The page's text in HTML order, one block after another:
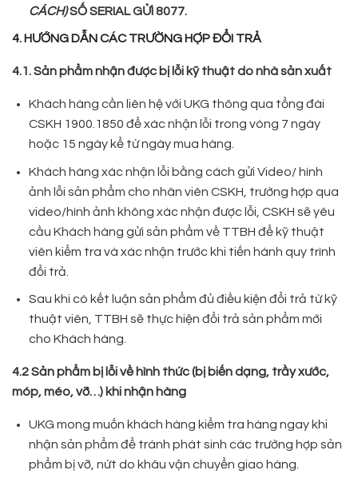
CÁCH)SỐ SERIAL GỬI 8077.
4. HƯỚNG DẪN CÁC TRƯỜNG HỢP ĐỔI TRẢ
4.1. Sản phẩm nhận được bị lỗi kỹ thuật do nhà sản xuất
Khách hàng cần liên hệ với UKG thông qua tổng đài
CSKH 1900.1850 để xác nhận lỗi trong vòng 7 ngày
hoặc 15 ngày kể từ ngày mua hàng.
Khách hàng xác nhận lỗi bằng cách gửi Video/ hình
ảnh lỗi sản phẩm cho nhân viên CSKH, trường hợp qua
video/hình ảnh không xác nhận được lỗi, CSKH sẽ yêu
cầu Khách hàng gửi sản phẩm về TTBH để kỹ thuật
viên kiểm tra và xác nhận trước khi tiến hành quy trình
đổi trả.
Sau khi có kết luận sản phẩm đủ điều kiện đổi trả từ kỹ
thuật viên, TTBH sẽ thực hiện đổi trả sản phẩm mới
cho Khách hàng.
4.2 Sản phẩm bị lỗi về hình thức (bị biến dạng, trầy xước,
móp, méo, vỡ…) khi nhận hàng
UKG mong muốn khách hàng kiểm tra hàng ngay khi
nhận sản phẩm để tránh phát sinh các trường hợp sản
phẩm bị vỡ, nứt do khâu vận chuyển giao hàng.